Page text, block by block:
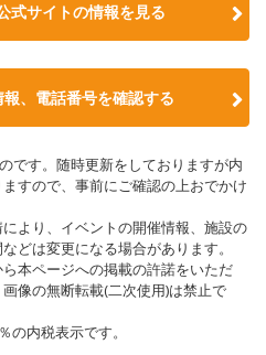
式サイトの情報を見る
、電話番号を確認する
です。随時更新をしておりますが内
すので、事前にご確認の上おでかけ
より、イベントの開催情報、施設の
どは変更になる場合があります。
本ページへの掲載の許諾をいただ
像の無断転載(二次使用)は禁止で
内税表示です。